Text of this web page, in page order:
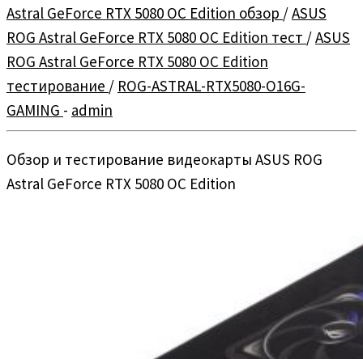
Astral GeForce RTX 5080 OC Edition обзор /ASUS
ROG Astral GeForce RTX 5080 OC Edition тест /ASUS
ROG Astral GeForce RTX 5080 OC Edition
тестирование / ROG-ASTRAL-RTX5080-O16G-
GAMING - admin
Обзор и тестирование видеокарты ASUS ROG
Astral GeForce RTX 5080 OC Edition